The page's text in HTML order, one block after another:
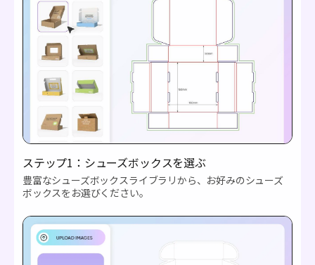
ステップ1：シューズボックスを選ぶ
豊富なシューズボックスライブラリから、お好みのシューズ
ボックスをお選びください。